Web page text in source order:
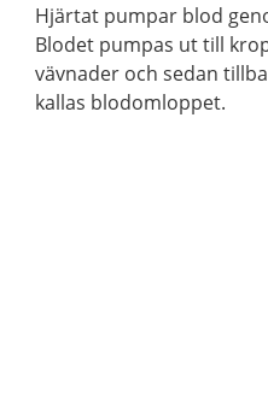
Hjärtat pumpar blod
Blodet pumpas ut till
vävnader och sedan
kallas blodomloppet.